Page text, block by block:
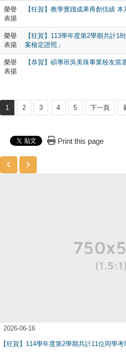
榮譽
表揚
【狂賀】教學實踐成果再創佳績
榮譽
表揚
【狂賀】113學年度第2學期共計
案檢定證照」
榮譽
表揚
【恭賀】碩專班吳美珠畢業校友當
1 2 3 4 5 下一頁
Print this page
2026-06-16
【狂賀】114學年度第2學期共計11位同學